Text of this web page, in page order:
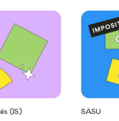
(IS) SASU